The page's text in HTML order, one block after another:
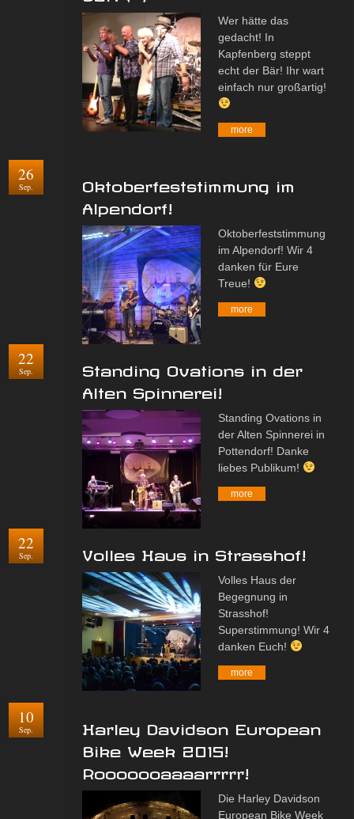
Wer hätte das
gedacht! In
Kapfenberg steppt
echt der Bär! Ihr wart
einfach nur großartig!
more
26
Sep.
Oktoberfeststimmung im
Alpendorf!
Oktoberfeststimmung
im Alpendorf! Wir 4
danken für Eure
Treue!
more
22
Sep.
Standing Ovations in der
Alten Spinnerei!
Standing Ovations in
der Alten Spinnerei in
Pottendorf! Danke
liebes Publikum!
more
22
Sep. Volles Haus in Strasshof!
Volles Haus der
Begegnung in
Strasshof!
Superstimmung! Wir 4
danken Euch!
more
10
Sep.
Harley Davidson European
Bike Week 2015!
Rooooooaaaarrrrr!
Die Harley Davidson
European Bike Week